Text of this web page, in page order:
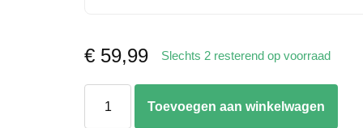
€ 59,99 Slechts 2 resterend op voorraad
Toevoegen aan winkelwagen